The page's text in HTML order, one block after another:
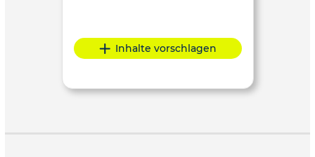
Inhalte vorschlagen